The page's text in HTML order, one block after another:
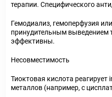
терапии. Специфического
Гемодиализ, гемоперфузия
принудительным выведением
эффективны.
Несовместимость
Тиоктовая кислота
металлов (например, с